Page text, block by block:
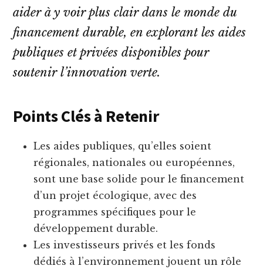
aider à y voir plus clair dans le monde du
financement durable, en explorant les aides
publiques et privées disponibles pour
soutenir l’innovation verte.
Points Clés à Retenir
Les aides publiques, qu’elles soient
régionales, nationales ou européennes,
sont une base solide pour le financement
d’un projet écologique, avec des
programmes spécifiques pour le
développement durable.
Les investisseurs privés et les fonds
dédiés à l’environnement jouent un rôle